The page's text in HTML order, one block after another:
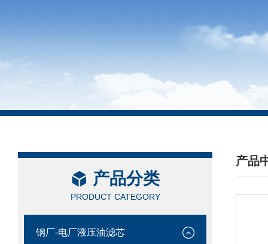
产品分类
PRODUCT CATEGORY
钢厂-电厂液压油滤芯
产品
/